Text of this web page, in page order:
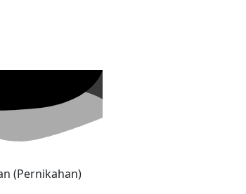
(Pernikahan)